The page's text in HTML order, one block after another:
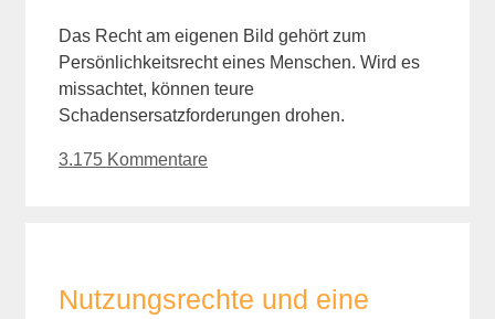
Das Recht am eigenen Bild gehört zum
Persönlichkeitsrecht eines Menschen. Wird es
missachtet, können teure
Schadensersatzforderungen drohen.
3.175 Kommentare
Nutzungsrechte und eine